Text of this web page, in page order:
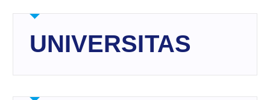
UNIVERSITAS